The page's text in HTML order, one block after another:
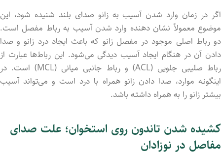
اگر در زمان وارد شد‌ن آسیب به زانو صدای بلند شنید‌ه شود، این
موضوع معمولاً نشان دهند‌ه وارد شد‌ن آسیب به رباط مفصل است.
دو رباط اصلی موجود در مفصل زانو که باعث ایجاد درد زانو و صدا
داد‌ن آن در هنگام ایجاد آسیب دیدگی می‌شود. این رباط‌ها عبارت از
رباط صلیبی جلویی (ACL) و رباط جانبی میانی (MCL) است. در
اینگونـه موارد، صدا داد‌‌ن زانو همراه با درد است و می‌تواند آسیب
بیشتر زانو را به همراه داشتـه باشد.
کشید‌ه شد‌ن تاندون روی استخوان؛ علت صدای
مفاصل در نوزادان